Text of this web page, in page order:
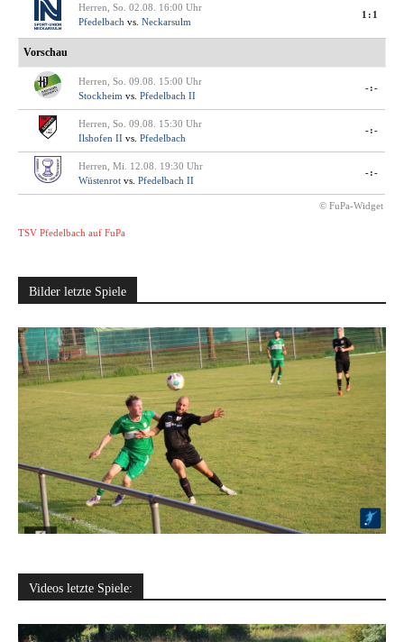
Herren, So. 02.08. 16:00 Uhr
Pfedelbach vs. Neckarsulm
1:1
Vorschau
Herren, So. 09.08. 15:00 Uhr
Stockheim vs. Pfedelbach II
-:-
Herren, So. 09.08. 15:30 Uhr
Ilshofen II vs. Pfedelbach
-:-
Herren, Mi. 12.08. 19:30 Uhr
Wüstenrot vs. Pfedelbach II
-:-
© FuPa-Widget
TSV Pfedelbach auf FuPa
Bilder letzte Spiele
Videos letzte Spiele: